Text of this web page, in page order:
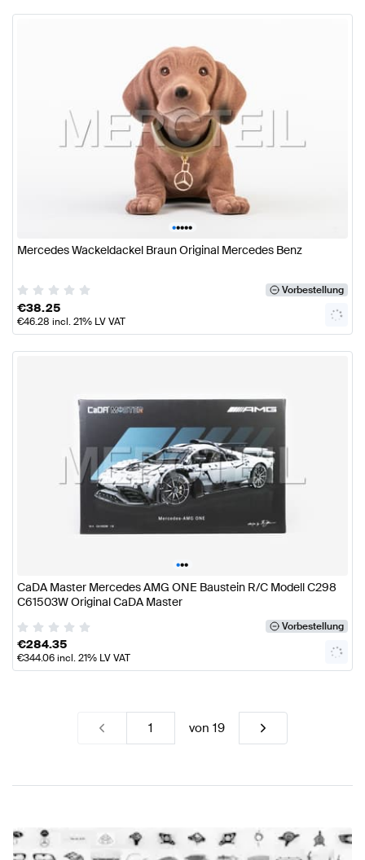
•••••
Mercedes Wackeldackel Braun Original Mercedes Benz
Vorbestellung
€38.25
€46.28 incl. 21% LV VAT
•••
CaDA Master Mercedes AMG ONE Baustein R/C Modell C298
C61503W Original CaDA Master
Vorbestellung
€284.35
€344.06incl. 21% LV VAT
von 19